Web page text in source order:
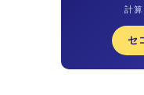
計
セ